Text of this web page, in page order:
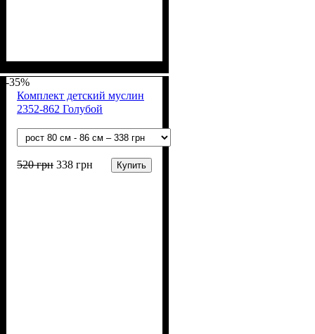
хлопок)
-35%
Комплект детский муслин
2352-862 Голубой
520грн 338 грн Купить